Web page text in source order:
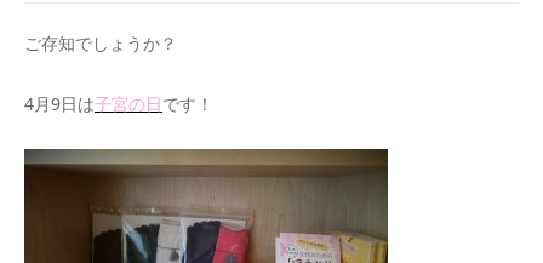
ご存知でしょうか？
4月9日は子宮の日です！